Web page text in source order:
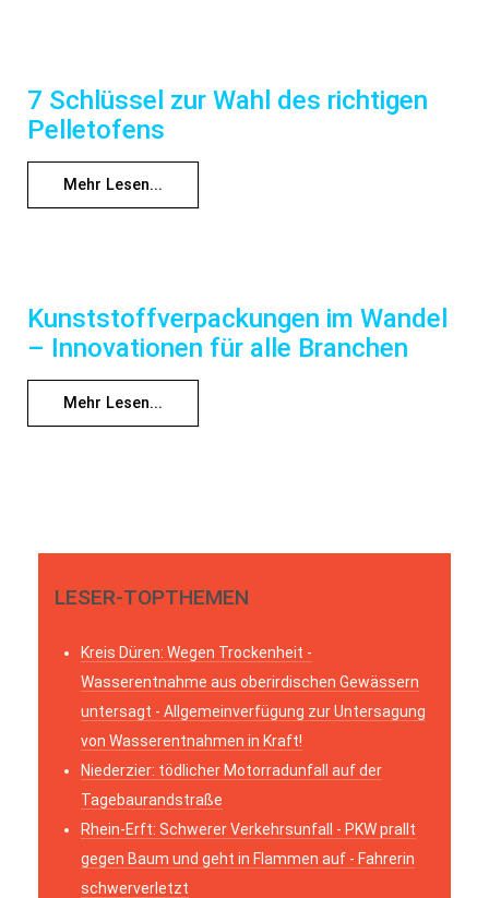
7 Schlüssel zur Wahl des richtigen
Pelletofens
Mehr Lesen...
Kunststoffverpackungen im Wandel
– Innovationen für alle Branchen
Mehr Lesen...
LESER-TOPTHEMEN
Kreis Düren: Wegen Trockenheit -
Wasserentnahme aus oberirdischen Gewässern
untersagt - Allgemeinverfügung zur Untersagung
von Wasserentnahmen in Kraft!
Niederzier: tödlicher Motorradunfall auf der
Tagebaurandstraße
Rhein-Erft: Schwerer Verkehrsunfall - PKW prallt
gegen Baum und geht in Flammen auf - Fahrerin
schwerverletzt